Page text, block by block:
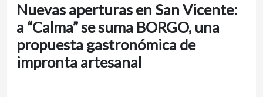
Nuevas aperturas en San Vicente:
a “Calma” se suma BORGO, una
propuesta gastronómica de
impronta artesanal